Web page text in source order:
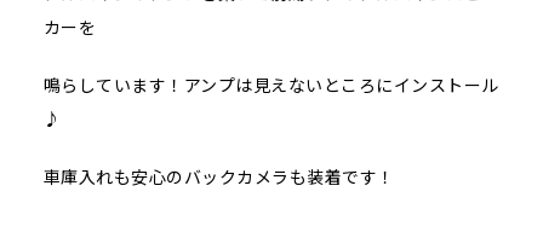
カーを
鳴らしています！アンプは見えないところにインストール
♪
車庫入れも安心のバックカメラも装着です！